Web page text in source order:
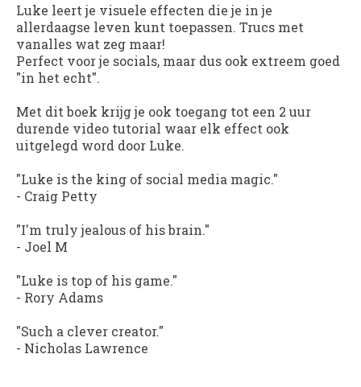
Luke leert je visuele effecten die je in je
allerdaagse leven kunt toepassen. Trucs met
vanalles wat zeg maar!
Perfect voor je socials, maar dus ook extreem goed
"in het echt".
Met dit boek krijg je ook toegang tot een 2 uur
durende video tutorial waar elk effect ook
uitgelegd word door Luke.
"Luke is the king of social media magic."
- Craig Petty
"I'm truly jealous of his brain."
- Joel M
"Luke is top of his game."
- Rory Adams
"Such a clever creator."
- Nicholas Lawrence